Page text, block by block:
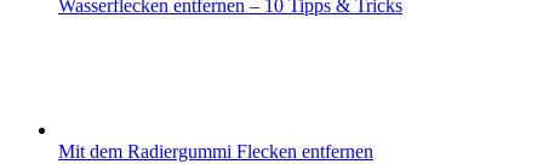
Wasserflecken entfernen – 10 Tipps & Tricks
Mit dem Radiergummi Flecken entfernen